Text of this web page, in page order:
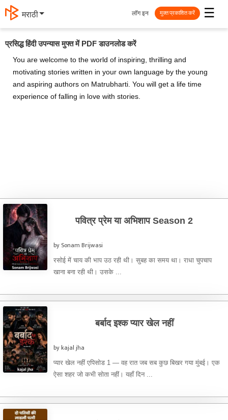
मराठी ☰
लॉग इन मुक्त प्रकाशित करें
प्रसिद्ध हिंदी उपन्यास मुफ्त में PDF डाउनलोड करें
You are welcome to the world of inspiring, thrilling and
motivating stories written in your own language by the young
and aspiring authors on Matrubharti. You will get a life time
experience of falling in love with stories.
पवित्र प्रेम या अभिशाप Season 2
by Sonam Brijwasi
रसोई में चाय की भाप उठ रही थी। सुबह का समय था। राधा चुपचाप
खाना बना रही थी। उसके ...
बर्बाद इश्क प्यार खेल नहीं
by kajal jha
प्यार खेल नहीं एपिसोड 1 — वह रात जब सब कुछ बिखर गया मुंबई। एक
ऐसा शहर जो कभी सोता नहीं। यहाँ दिन ...